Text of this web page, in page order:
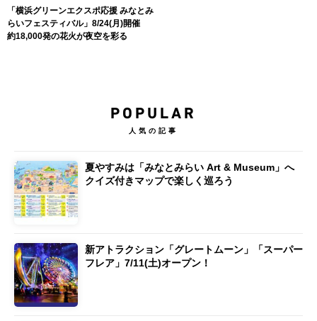
「横浜グリーンエクスポ応援 みなとみ
らいフェスティバル」8/24(月)開催
約18,000発の花火が夜空を彩る
POPULAR
人気の記事
夏やすみは「みなとみらい Art & Museum」へ
クイズ付きマップで楽しく巡ろう
新アトラクション「グレートムーン」「スーパー
フレア」7/11(土)オープン！